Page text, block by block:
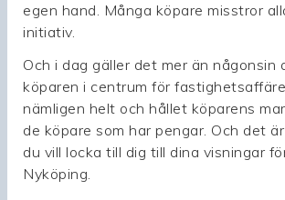
egen hand. Många köpare misstror
initiativ.
Och i dag gäller det mer än någonsin
köparen i centrum för
nämligen helt och hållet köparens
de köpare som har pengar. Och det
du vill locka till dig till dina visningar
Nyköping.